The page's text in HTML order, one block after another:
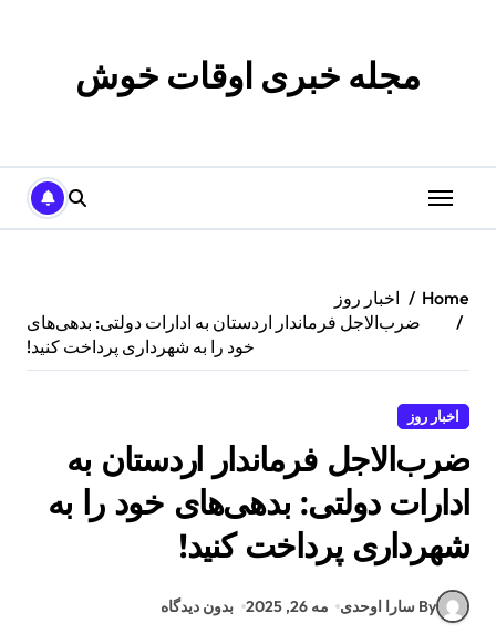
مجله خبری اوقات خوش
Home
اخبار روز
ضرب‌الاجل فرماندار اردستان به ادارات دولتی: بدهی‌های
خود را به شهرداری پرداخت کنید!
اخبار روز
ضرب‌الاجل فرماندار اردستان به
ادارات دولتی: بدهی‌های خود را به
شهرداری پرداخت کنید!
By سارا اوحدی مه 26, 2025 بدون دیدگاه